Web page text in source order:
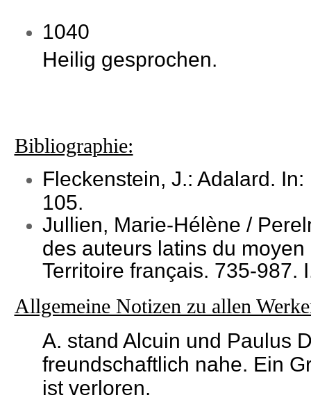
1040
Heilig gesprochen.
Bibliographie:
Fleckenstein, J.: Adalard.
105.
Jullien, Marie-Hélène /
des auteurs latins du moyen
Territoire français. 735-987.
Allgemeine Notizen zu allen
A. stand Alcuin und Paulus
freundschaftlich nahe. Ein
ist verloren.